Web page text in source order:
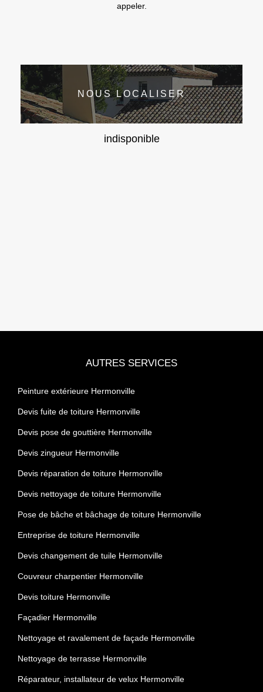
appeler.
NOUS LOCALISER
indisponible
AUTRES SERVICES
Peinture extérieure Hermonville
Devis fuite de toiture Hermonville
Devis pose de gouttière Hermonville
Devis zingueur Hermonville
Devis réparation de toiture Hermonville
Devis nettoyage de toiture Hermonville
Pose de bâche et bâchage de toiture Hermonville
Entreprise de toiture Hermonville
Devis changement de tuile Hermonville
Couvreur charpentier Hermonville
Devis toiture Hermonville
Façadier Hermonville
Nettoyage et ravalement de façade Hermonville
Nettoyage de terrasse Hermonville
Réparateur, installateur de velux Hermonville